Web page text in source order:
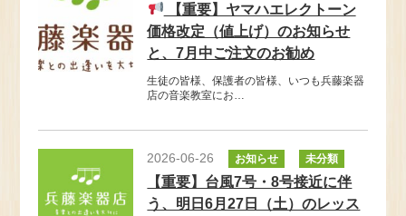
【重要】ヤマハエレクトーン
価格改定（値上げ）のお知らせ
と、7月中ご注文のお勧め
生徒の皆様、保護者の皆様、いつも兵藤楽器
店の音楽教室にお…
2026-06-26 お知らせ 未分類
【重要】台風7号・8号接近に伴
う、明日6月27日（土）のレッス